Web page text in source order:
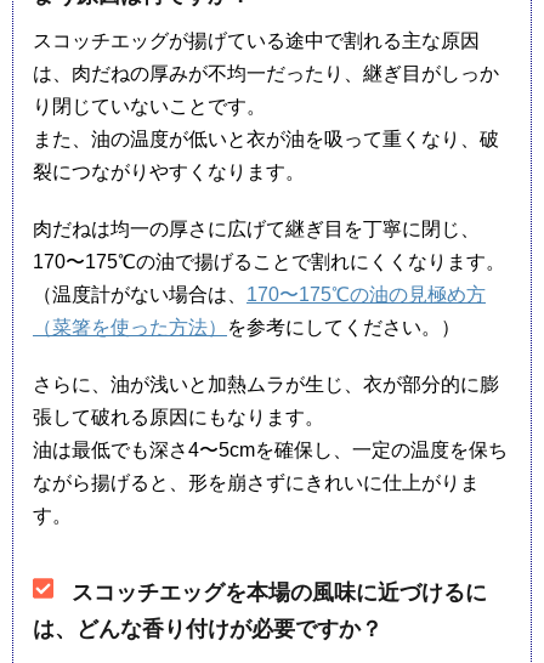
スコッチエッグが揚げている途中で割れる主な原因
は、肉だねの厚みが不均一だったり、継ぎ目がしっか
り閉じていないことです。
また、油の温度が低いと衣が油を吸って重くなり、破
裂につながりやすくなります。
肉だねは均一の厚さに広げて継ぎ目を丁寧に閉じ、
170〜175℃の油で揚げることで割れにくくなります。
（温度計がない場合は、 170〜175℃の油の見極め方
（菜箸を使った方法）
を参考にしてください。）
さらに、油が浅いと加熱ムラが生じ、衣が部分的に膨
張して破れる原因にもなります。
油は最低でも深さ4〜5cmを確保し、一定の温度を保ち
ながら揚げると、形を崩さずにきれいに仕上がりま
す。
スコッチエッグを本場の風味に近づけるに
は、どんな香り付けが必要ですか？